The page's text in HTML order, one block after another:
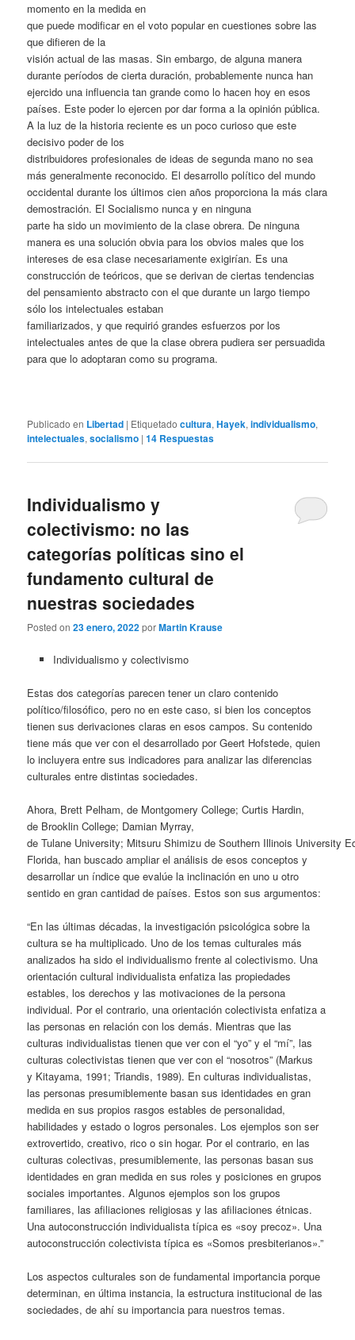
momento en la medida en
que puede modificar en el voto popular en cuestiones sobre las
que difieren de la
visión actual de las masas. Sin embargo, de alguna manera
durante períodos de cierta duración, probablemente nunca han
ejercido una influencia tan grande como lo hacen hoy en esos
países. Este poder lo ejercen por dar forma a la opinión pública.
A la luz de la historia reciente es un poco curioso que este
decisivo poder de los
distribuidores profesionales de ideas de segunda mano no sea
más generalmente reconocido. El desarrollo político del mundo
occidental durante los últimos cien años proporciona la más clara
demostración. El Socialismo nunca y en ninguna
parte ha sido un movimiento de la clase obrera. De ninguna
manera es una solución obvia para los obvios males que los
intereses de esa clase necesariamente exigirían. Es una
construcción de teóricos, que se derivan de ciertas tendencias
del pensamiento abstracto con el que durante un largo tiempo
sólo los intelectuales estaban
familiarizados, y que requirió grandes esfuerzos por los
intelectuales antes de que la clase obrera pudiera ser persuadida
para que lo adoptaran como su programa.
Publicado en Libertad | Etiquetado cultura,Hayek,individualismo,
intelectuales,socialismo |14 Respuestas
Individualismo y
colectivismo: no las
categorías políticas sino el
fundamento cultural de
nuestras sociedades
Posted on23 enero, 2022porMartin Krause
Individualismo y colectivismo
Estas dos categorías parecen tener un claro contenido
político/filosófico, pero no en este caso, si bien los conceptos
tienen sus derivaciones claras en esos campos. Su contenido
tiene más que ver con el desarrollado por Geert Hofstede, quien
lo incluyera entre sus indicadores para analizar las diferencias
culturales entre distintas sociedades.
Ahora, Brett Pelham, de Montgomery College; Curtis Hardin,
de Brooklin College; Damian Myrray,
de Tulane University; Mitsuru Shimizu deSouthern Illinois University
Florida, han buscado ampliar el análisis de esos conceptos y
desarrollar un índice que evalúe la inclinación en uno u otro
sentido en gran cantidad de países. Estos son sus argumentos:
“En las últimas décadas, la investigación psicológica sobre la
cultura se ha multiplicado. Uno de los temas culturales más
analizados ha sido el individualismo frente al colectivismo. Una
orientación cultural individualista enfatiza las propiedades
estables, los derechos y las motivaciones de la persona
individual. Por el contrario, una orientación colectivista enfatiza a
las personas en relación con los demás. Mientras que las
culturas individualistas tienen que ver con el “yo” y el “mí”, las
culturas colectivistas tienen que ver con el “nosotros” (Markus
y Kitayama, 1991; Triandis, 1989). En culturas individualistas,
las personas presumiblemente basan sus identidades en gran
medida en sus propios rasgos estables de personalidad,
habilidades y estado o logros personales. Los ejemplos son ser
extrovertido, creativo, rico o sin hogar. Por el contrario, en las
culturas colectivas, presumiblemente, las personas basan sus
identidades en gran medida en sus roles y posiciones en grupos
sociales importantes. Algunos ejemplos son los grupos
familiares, las afiliaciones religiosas y las afiliaciones étnicas.
Una autoconstrucción individualista típica es «soy precoz». Una
autoconstrucción colectivista típica es «Somos presbiterianos».”
Los aspectos culturales son de fundamental importancia porque
determinan, en última instancia, la estructura institucional de las
sociedades, de ahí su importancia para nuestros temas.